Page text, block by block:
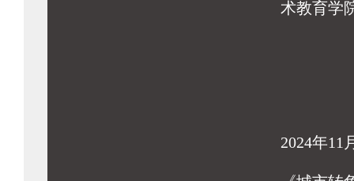
术教育学
2024年11